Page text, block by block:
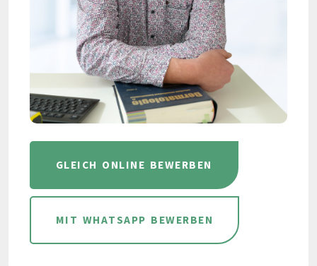
GLEICH ONLINE BEWERBEN
MIT WHATSAPP BEWERBEN